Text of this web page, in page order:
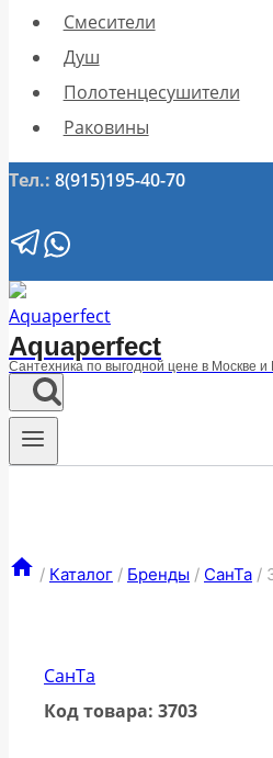
Смесители
Душ
Полотенцесушители
Раковины
Тел.: 8(915)195-40-70
Aquaperfect
Сантехника по выгодной цене в Москве
/ Каталог / Бренды / СанТа /
СанТа
Код товара: 3703